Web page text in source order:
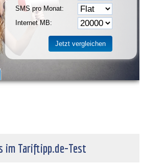
SMS pro Monat:
Internet MB:
im Tariftipp.de-Test